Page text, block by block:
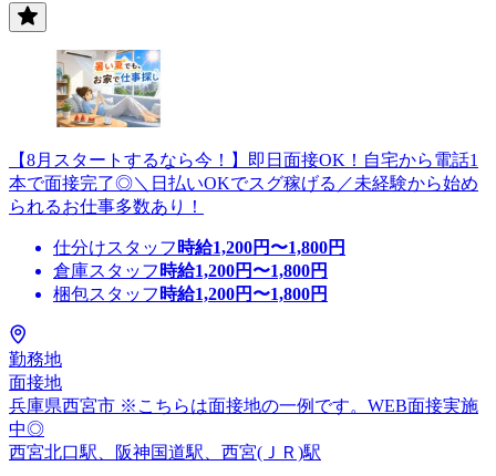
【8月スタートするなら今！】即日面接OK！自宅から電話1
本で面接完了◎＼日払いOKでスグ稼げる／未経験から始め
られるお仕事多数あり！
仕分けスタッフ 時給1,200円〜1,800円
倉庫スタッフ 時給1,200円〜1,800円
梱包スタッフ 時給1,200円〜1,800円
勤務地
面接地
兵庫県西宮市 ※こちらは面接地の一例です。WEB面接実施
中◎
西宮北口駅、阪神国道駅、西宮(ＪＲ)駅